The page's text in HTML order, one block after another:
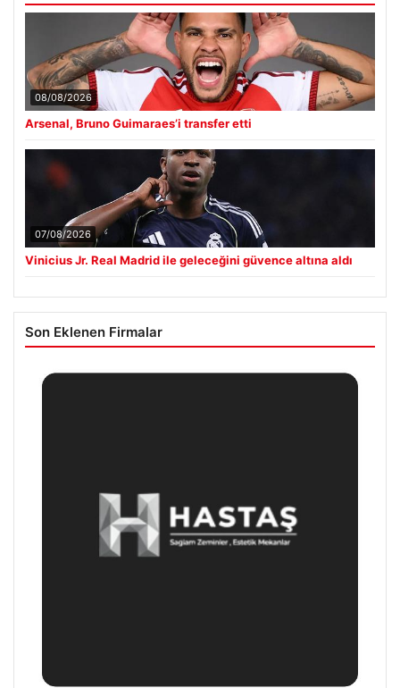
08/08/2026
Arsenal, Bruno Guimaraes’i transfer etti
07/08/2026
Vinicius Jr. Real Madrid ile geleceğini güvence altına aldı
Son Eklenen Firmalar